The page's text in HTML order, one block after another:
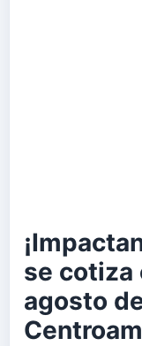
se cotiza
agosto